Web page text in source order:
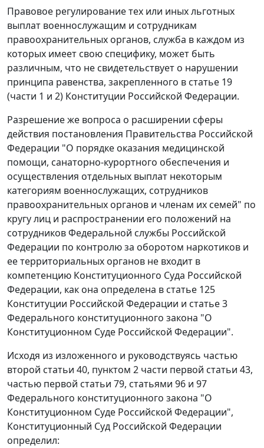
Правовое регулирование тех или иных льготных
выплат военнослужащим и сотрудникам
правоохранительных органов, служба в каждом из
которых имеет свою специфику, может быть
различным, что не свидетельствует о нарушении
принципа равенства, закрепленного в статье 19
(части 1 и 2) Конституции Российской Федерации.
Разрешение же вопроса о расширении сферы
действия постановления Правительства Российской
Федерации "О порядке оказания медицинской
помощи, санаторно-курортного обеспечения и
осуществления отдельных выплат некоторым
категориям военнослужащих, сотрудников
правоохранительных органов и членам их семей" по
кругу лиц и распространении его положений на
сотрудников Федеральной службы Российской
Федерации по контролю за оборотом наркотиков и
ее территориальных органов не входит в
компетенцию Конституционного Суда Российской
Федерации, как она определена в статье 125
Конституции Российской Федерации и статье 3
Федерального конституционного закона "О
Конституционном Суде Российской Федерации".
Исходя из изложенного и руководствуясь частью
второй статьи 40, пунктом 2 части первой статьи 43,
частью первой статьи 79, статьями 96 и 97
Федерального конституционного закона "О
Конституционном Суде Российской Федерации",
Конституционный Суд Российской Федерации
определил: